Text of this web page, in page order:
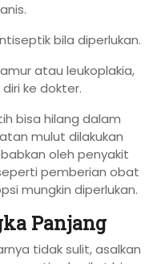
bila diperlukan.
atau leukoplakia,
ke dokter.
bisa hilang dalam
mulut dilakukan
oleh penyakit
pemberian obat
mungkin diperlukan.
Panjang
tidak sulit, asalkan